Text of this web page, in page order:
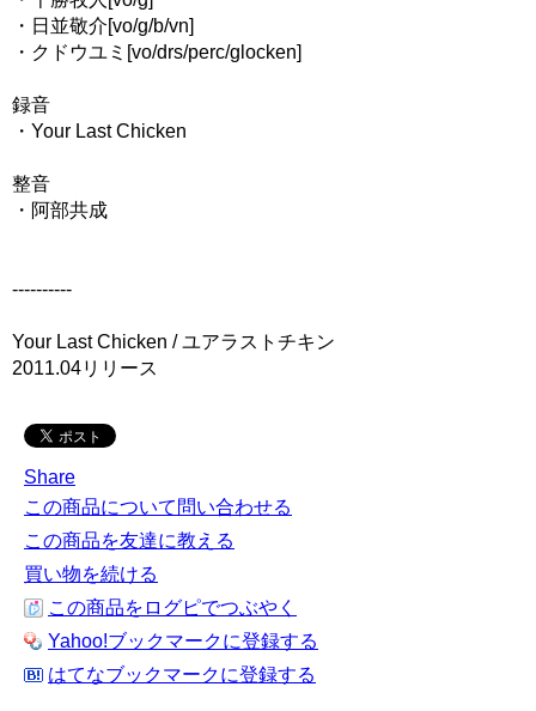
・日並敬介[vo/g/b/vn]
・クドウユミ[vo/drs/perc/glocken]
録音
・Your Last Chicken
整音
・阿部共成
----------
Your Last Chicken / ユアラストチキン
2011.04リリース
Share
この商品について問い合わせる
この商品を友達に教える
買い物を続ける
この商品をログピでつぶやく
Yahoo!ブックマークに登録する
はてなブックマークに登録する